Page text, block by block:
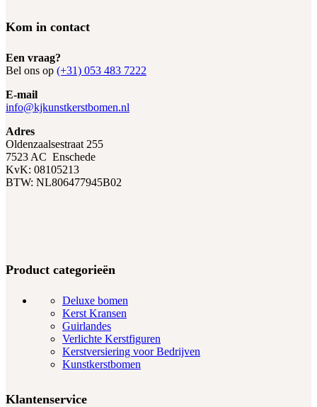
Kom in contact
Een vraag?
Bel ons op (+31) 053 483 7222
E-mail
info@kjkunstkerstbomen.nl
Adres
Oldenzaalsestraat 255
7523 AC Enschede
KvK: 08105213
BTW: NL806477945B02
Product categorieën
Deluxe bomen
Kerst Kransen
Guirlandes
Verlichte Kerstfiguren
Kerstversiering voor Bedrijven
Kunstkerstbomen
Klantenservice